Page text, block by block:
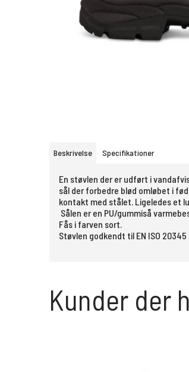
Beskrivelse Specifikationer
En støvlen der er udført i
sål der forbedre blød omløbet i
kontakt med stålet. Ligeledes et
Sålen er en PU/gummiså
Fås i farven sort.
Støvlen godkendt til EN ISO 20345
Kunder der